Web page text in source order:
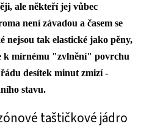
ale někteří jej vůbec
není závadou a časem se
tak elastické jako pěny,
k mírnému "zvlnění" povrchu
desítek minut zmizí -
stavu.
taštičkové jádro